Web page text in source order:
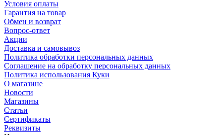
Условия оплаты
Гарантия на товар
Обмен и возврат
Вопрос-ответ
Акции
Доставка и самовывоз
Политика обработки персональных данных
Соглашение на обработку персональных данных
Политика использования Куки
О магазине
Новости
Магазины
Статьи
Сертификаты
Реквизиты